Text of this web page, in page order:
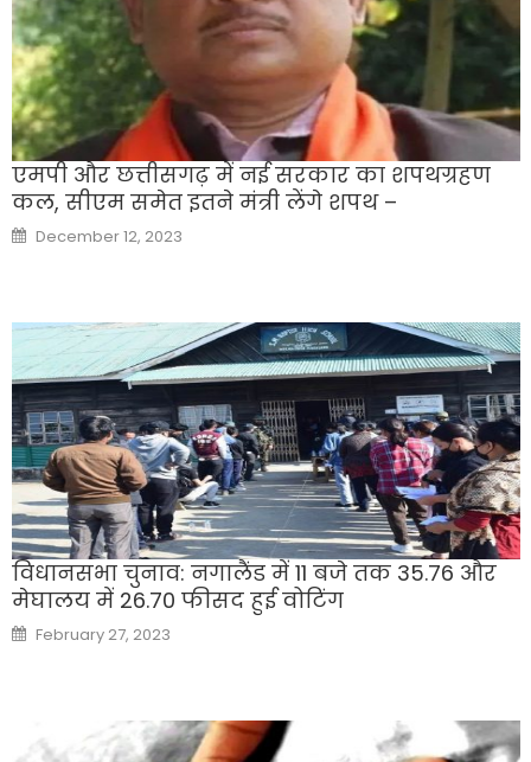
एमपी और छत्तीसगढ़ में नई सरकार का शपथग्रहण
कल, सीएम समेत इतने मंत्री लेंगे शपथ –
Posted
on
December 12, 2023
विधानसभा चुनाव: नगालैंड में 11 बजे तक 35.76 और
मेघालय में 26.70 फीसद हुई वोटिंग
Posted
on
February 27, 2023